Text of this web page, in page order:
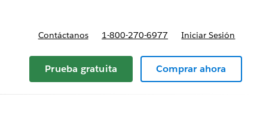
Contáctanos 1-800-270-6977 Iniciar Sesión
Prueba gratuita Comprar ahora